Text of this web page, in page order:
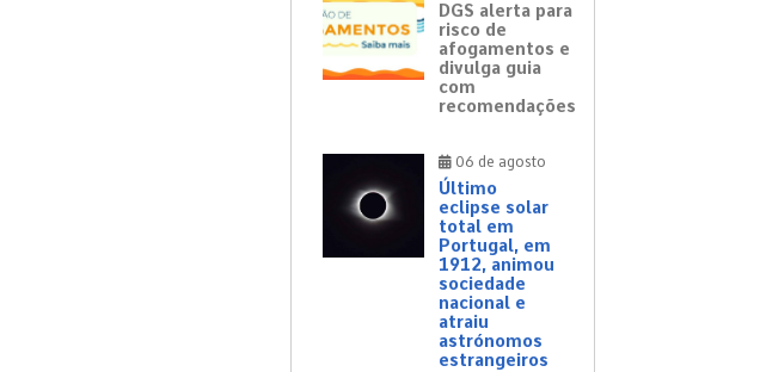
DGS alerta para
risco de
afogamentos e
divulga guia
com
recomendações
06 de agosto
Último
eclipse solar
total em
Portugal, em
1912, animou
sociedade
nacional e
atraiu
astrónomos
estrangeiros